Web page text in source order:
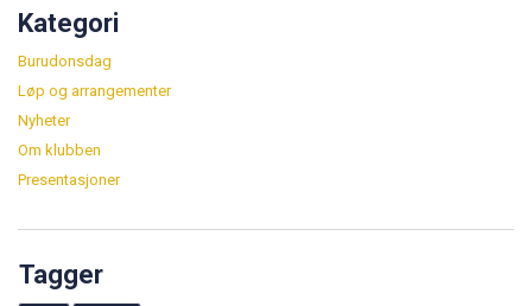
Kategori
Burudonsdag
Løp og arrangementer
Nyheter
Om klubben
Presentasjoner
Tagger